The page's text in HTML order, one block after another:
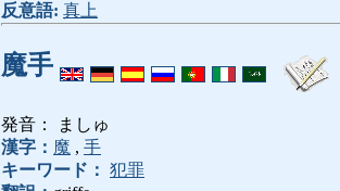
反意語: 真上
魔手
発音： ましゅ
漢字： 魔 , 手
キーワード： 犯罪